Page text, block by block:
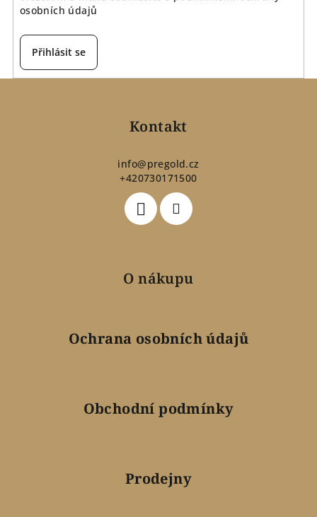
osobních údajů
Přihlásit se
Kontakt
info@pregold.cz
+420730171500
O nákupu
Ochrana osobních údajů
Obchodní podmínky
Prodejny